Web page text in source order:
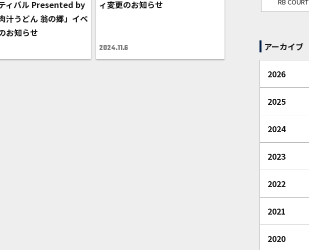
ィバル Presented by
汁うどん 翁の郷」イベ
お知らせ
ィ変更のお知らせ
2024.11.6 アーカイブ
2026
2025
2024
2023
2022
2021
2020